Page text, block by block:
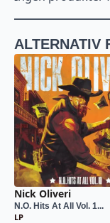
ALTERNATIV
Nick Oliveri
N.O. Hits At All Vol. 1...
LP